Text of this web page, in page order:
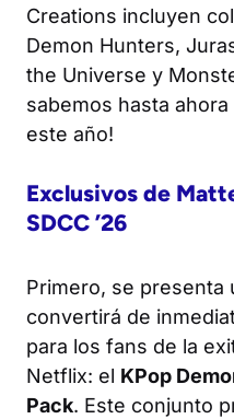
Creations incluyen
Demon Hunters,
the Universe y
sabemos hasta
este año!
Exclusivos de
SDCC ’26
Primero, se presenta
convertirá de
para los fans de la
Netflix: el KPop
Pack. Este conjunto